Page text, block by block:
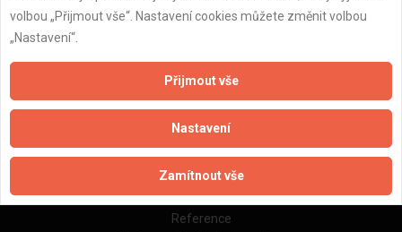
Důležité informace
Naše firmy a řemeslníci
Zpracování a ochrana osobních údajů
Zásady pro používání souborů cookie
Obchodní podmínky (zprostředkování)
Obchodní podmínky (rozpočtování)
Reference
volbou „Přijmout vše“. Nastavení cookies můžete změnit volbou
„Nastavení“.
Přijmout vše
Nastavení
Zamítnout vše